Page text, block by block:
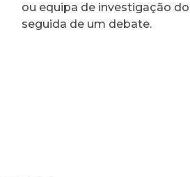
ou equipa de investigação do
seguida de um debate.